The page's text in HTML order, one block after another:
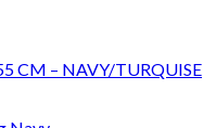
CM – NAVY/TURQUISE